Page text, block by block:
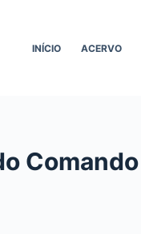
INÍCIO ACERVO